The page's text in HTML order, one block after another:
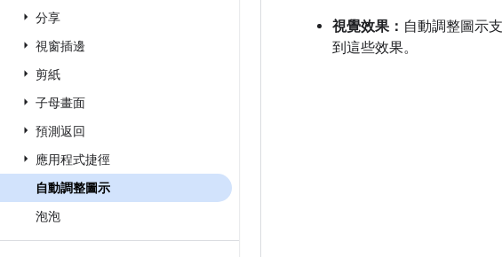
分享
視窗插邊
剪紙
子母畫面
預測返回
應用程式捷徑
自動調整圖示
泡泡
視覺效果： 自動調整圖示
到這些效果。